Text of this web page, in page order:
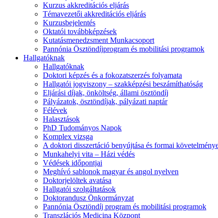
Kurzus akkreditációs eljárás
Témavezetői akkreditációs eljárás
Kurzusbejelentés
Oktatói továbbképzések
Kutatásmenedzsment Munkacsoport
Pannónia Ösztöndíjprogram és mobilitási programok
Hallgatóknak
Hallgatóknak
Doktori képzés és a fokozatszerzés folyamata
Hallgatói jogviszony – szakképzési beszámíthatóság
Eljárási díjak, önköltség, állami ösztöndíj
Pályázatok, ösztöndíjak, pályázati naptár
Félévek
Halasztások
PhD Tudományos Napok
Komplex vizsga
A doktori disszertáció benyújtása és formai
Munkahelyi vita – Házi védés
Védések időpontjai
Meghívó sablonok magyar és angol nyelven
Doktorjelöltek avatása
Hallgatói szolgáltatások
Doktorandusz Önkormányzat
Pannónia Ösztöndíj program és mobilitási programok
Transzlációs Medicina Központ